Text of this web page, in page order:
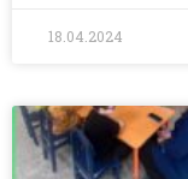
18.04.2024